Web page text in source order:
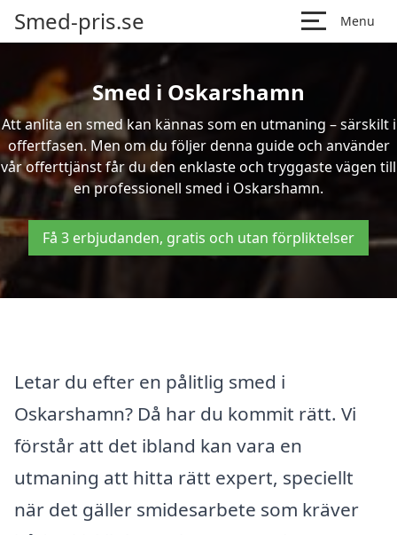
Smed-pris.se Menu
Smed i Oskarshamn
Att anlita en smed kan kännas som en utmaning – särskilt i
offertfasen. Men om du följer denna guide och använder
vår offerttjänst får du den enklaste och tryggaste vägen till
en professionell smed i Oskarshamn.
Få 3 erbjudanden, gratis och utan förpliktelser
Letar du efter en pålitlig smed i
Oskarshamn? Då har du kommit rätt. Vi
förstår att det ibland kan vara en
utmaning att hitta rätt expert, speciellt
när det gäller smidesarbete som kräver